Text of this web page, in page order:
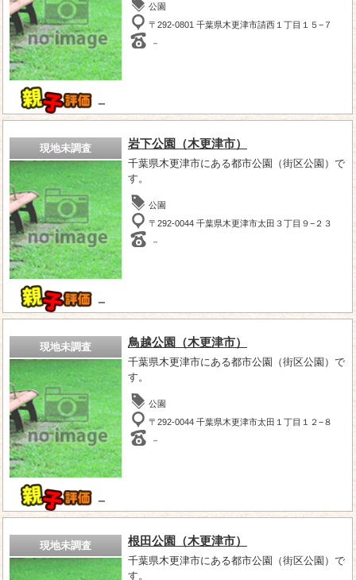
－
公園
〒292-0801 千葉県木更津市請西１丁目１５−７
－
現地未調査
－
岩下公園（木更津市）
千葉県木更津市にある都市公園（街区公園）で
す。
公園
〒292-0044 千葉県木更津市太田３丁目９−２３
－
現地未調査
－
鳥越公園（木更津市）
千葉県木更津市にある都市公園（街区公園）で
す。
公園
〒292-0044 千葉県木更津市太田１丁目１２−８
－
現地未調査 根田公園（木更津市）
千葉県木更津市にある都市公園（街区公園）で
す。